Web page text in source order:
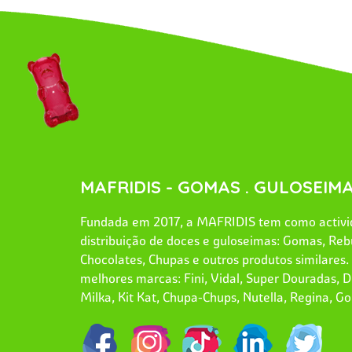
MAFRIDIS - GOMAS .
Fundada em 2017, a MAFRIDIS tem como
distribuição de doces e guloseimas: Gomas,
Chocolates, Chupas e outros produtos
melhores marcas: Fini, Vidal, Super Douradas,
Milka, Kit Kat, Chupa-Chups, Nutella, Regina,